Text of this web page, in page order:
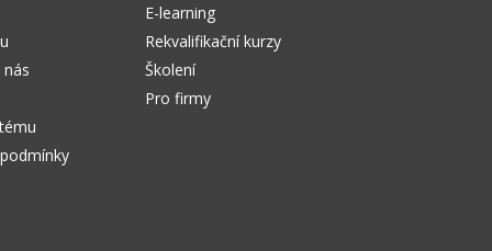
E-learning
Rekvalifikační kurzy
Školení
Pro firmy